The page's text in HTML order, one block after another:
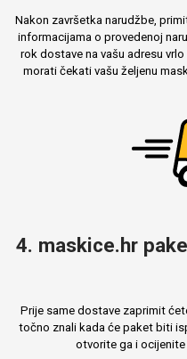
Nakon završetka narudžbe,
informacijama o provedenoj
rok dostave na vašu adresu
morati čekati vašu željenu
4. maskice.hr
Prije same dostave zaprimit
točno znali kada će paket biti
otvorite ga i